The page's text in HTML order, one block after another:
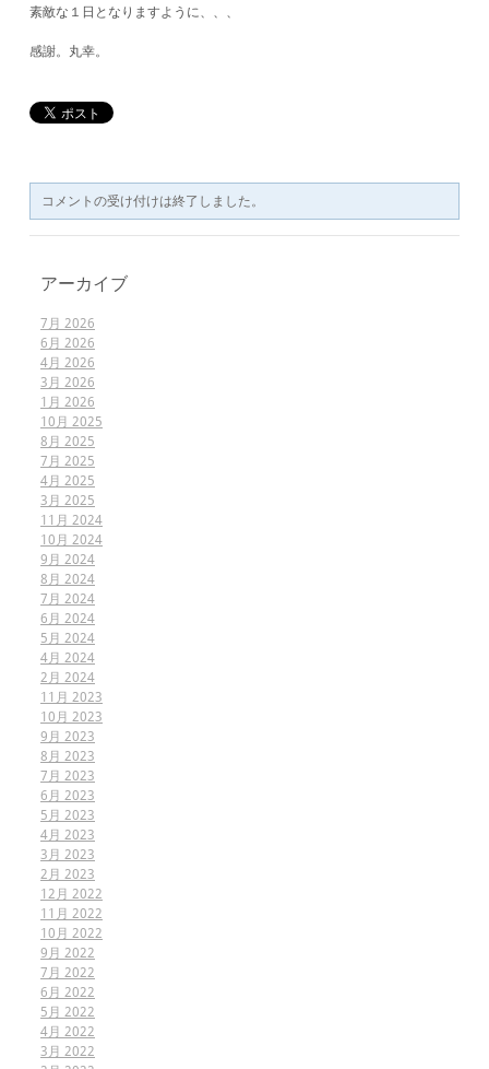
素敵な１日となりますように、、、
​感謝。丸幸。
コメントの受け付けは終了しました。
アーカイブ
7月 2026
6月 2026
4月 2026
3月 2026
1月 2026
10月 2025
8月 2025
7月 2025
4月 2025
3月 2025
11月 2024
10月 2024
9月 2024
8月 2024
7月 2024
6月 2024
5月 2024
4月 2024
2月 2024
11月 2023
10月 2023
9月 2023
8月 2023
7月 2023
6月 2023
5月 2023
4月 2023
3月 2023
2月 2023
12月 2022
11月 2022
10月 2022
9月 2022
7月 2022
6月 2022
5月 2022
4月 2022
3月 2022